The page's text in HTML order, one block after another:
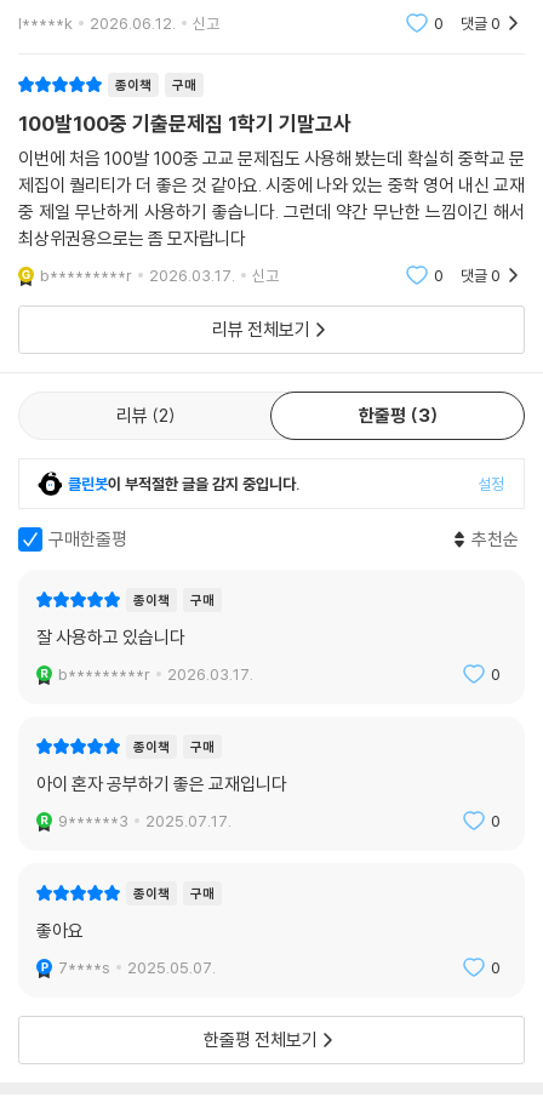
양한 문제들을 풀어봄으로써 학교시험에 적응 할 수 있도록 함
6. 학교시험 100점 맞기 Step 1, 2
실전에 가까운 기출 유형 문제를 풀며 다시 한 번 실력을 점검함으로써 시
험에 완벽 대비할 수 있도록 함
7. 서술형으로 끝내기 / 창의 서술형
다양한 유형의 서술형 문제 풀이를 통해 기본 서술형 문제뿐만 아니라 신
경향 서술형 문제, 쓰기 수행평가까지 모두 대비할 수 있도록 함
교과서 본문을 문장 단위로 다시 써봄으로써 자기주도적인 반복 학습이 가
Part I(시험대비 암기노트)
수록
Part II(최종점검 모의고사)
- 실제 기출 문제와 동일한 유형의 문제들을 단원별로 풀어봄으로써 실전
l*****k 2026.06.12. 신고 0 댓글0
종이책 구매
100발100중 기출문제집 1학기 기말고사
이번에 처음 100발 100중 고교 문제집도 사용해 봤는데 확실히 중학교 문
제집이 퀄리티가 더 좋은 것 같아요. 시중에 나와 있는 중학 영어 내신 교재
중 제일 무난하게 사용하기 좋습니다. 그런데 약간 무난한 느낌이긴 해서
최상위권용으로는 좀 모자랍니다
b*********r 2026.03.17. 신고 0 댓글0
리뷰 전체보기
리뷰 2 한줄평 3
클린봇이 부적절한 글을 감지 중입니다. 설정
구매한줄평 추천순
종이책 구매
잘 사용하고 있습니다
b*********r 2026.03.17. 0
종이책 구매
아이 혼자 공부하기 좋은 교재입니다
9******3 2025.07.17. 0
종이책 구매
좋아요
7****s 2025.05.07. 0
한줄평 전체보기